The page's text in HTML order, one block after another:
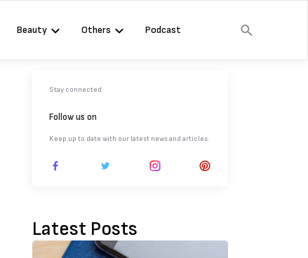
Beauty Others Podcast
Stay connected
Follow us on
Keep up to date with our latest news and articles.
Latest Posts